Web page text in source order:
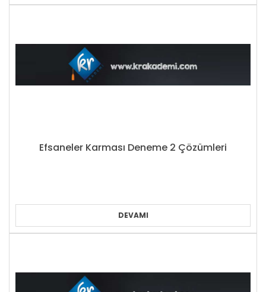
Efsaneler Karması Deneme 2 Çözümleri
DEVAMI